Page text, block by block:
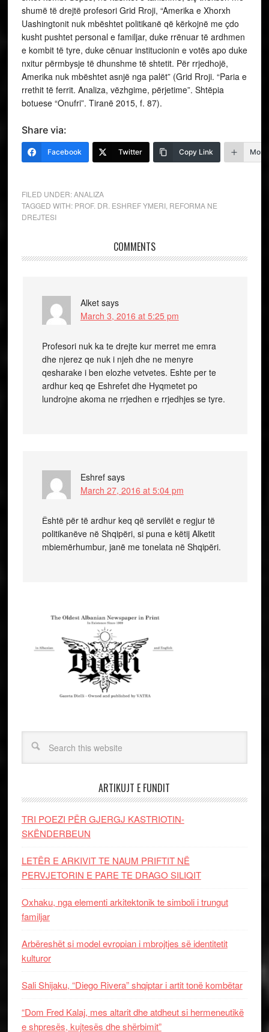
shumë të drejtë profesori Grid Rroji, “Amerika e Xhorxh
Uashingtonit nuk mbështet politikanë që kërkojnë me çdo
kusht pushtet personal e familjar, duke rrënuar të ardhmen
e kombit të tyre, duke cënuar institucionin e votës apo duke
nxitur përmbysje të dhunshme të shtetit. Për rrjedhojë,
Amerika nuk mbështet asnjë nga palët” (Grid Rroji. “Paria e
rrethit të ferrit. Analiza, vëzhgime, përjetime”. Shtëpia
botuese “Onufri”. Tiranë 2015, f. 87).
Share via:
Facebook Twitter Copy Link More
FILED UNDER:ANALIZA
TAGGED WITH: PROF. DR. ESHREF YMERI, REFORMA NE
DREJTESI
COMMENTS
Alket says
March 3, 2016 at 5:25 pm
Profesori nuk ka te drejte kur merret me emra
dhe njerez qe nuk i njeh dhe ne menyre
qesharake i ben elozhe vetvetes. Eshte per te
ardhur keq qe Eshrefet dhe Hyqmetet po
lundrojne akoma ne rrjedhen e rrjedhjes se tyre.
Eshref says
March 27, 2016 at 5:04 pm
Ёshtë për të ardhur keq që servilët e regjur të
politikanëve në Shqipëri, si puna e këtij Alketit
mbiemërhumbur, janë me tonelata në Shqipëri.
ARTIKUJT E FUNDIT
TRI POEZI PËR GJERGJ KASTRIOTIN-
SKËNDERBEUN
LETËR E ARKIVIT TE NAUM PRIFTIT NË
PERVJETORIN E PARE TE DRAGO SILIQIT
Oxhaku, nga elementi arkitektonik te simboli i trungut
familjar
Arbëreshët si model evropian i mbrojtjes së identitetit
kulturor
Sali Shijaku, “Diego Rivera” shqiptar i artit tonë kombëtar
“Dom Fred Kalaj, mes altarit dhe atdheut si hermeneutikë
e shpresës, kujtesës dhe shërbimit”